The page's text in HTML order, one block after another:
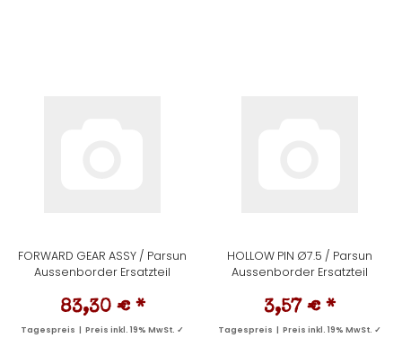
FORWARD GEAR ASSY / Parsun
Aussenborder Ersatzteil
83,30 € *
Tagespreis | Preis inkl. 19% MwSt. ✓
HOLLOW PIN Ø7.5 / Parsun
Aussenborder Ersatzteil
3,57 € *
Tagespreis | Preis inkl. 19% MwSt. ✓